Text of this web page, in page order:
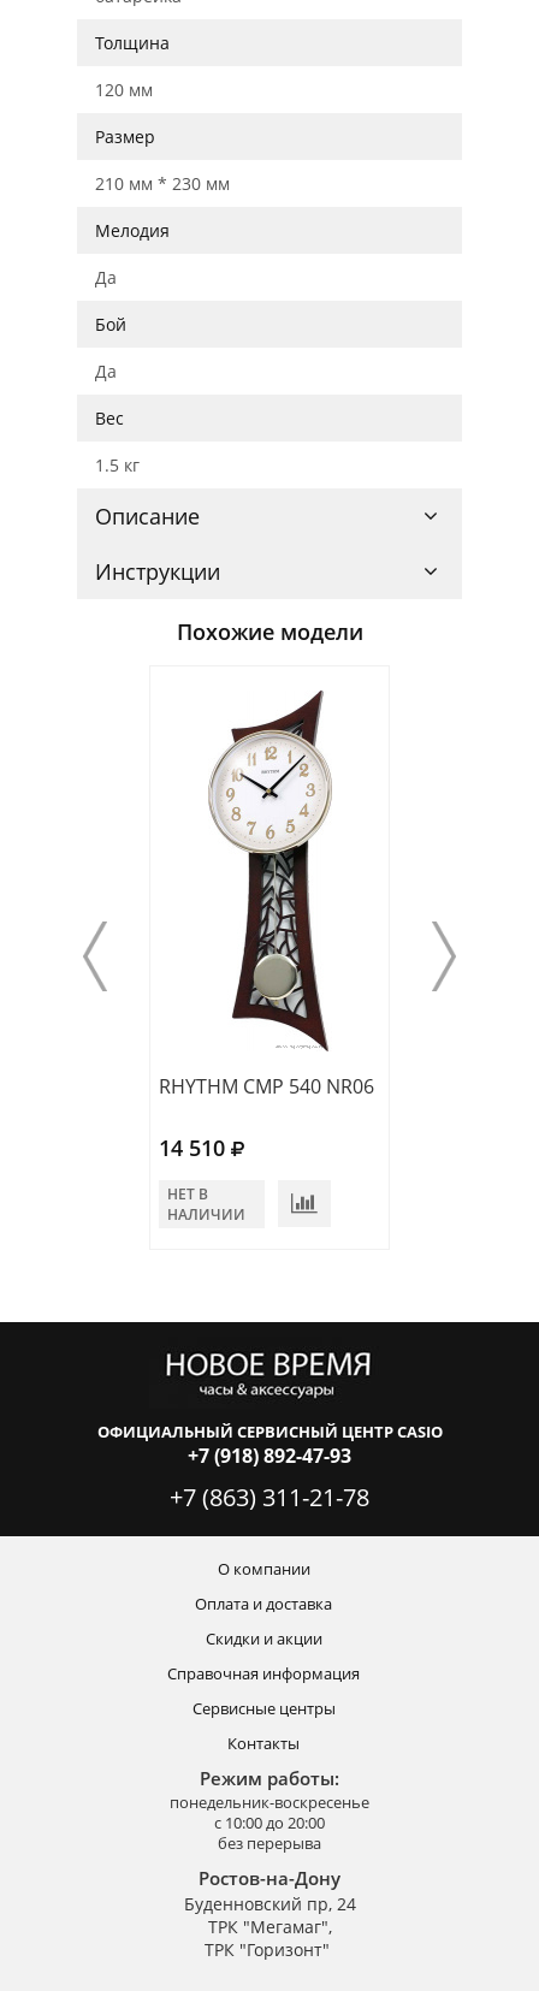
Толщина
120 мм
Размер
210 мм * 230 мм
Мелодия
Да
Бой
Да
Вес
1.5 кг
Описание
Инструкции
Похожие модели
RHYTHM CMP 540 NR06
14 510
НЕТ В
НАЛИЧИИ
ОФИЦИАЛЬНЫЙ СЕРВИСНЫЙ ЦЕНТР CASIO
+7 (918) 892-47-93
+7 (863) 311-21-78
О компании
Оплата и доставка
Скидки и акции
Справочная информация
Сервисные центры
Контакты
Режим работы:
понедельник-воскресенье
с 10:00 до 20:00
без перерыва
Ростов-на-Дону
Буденновский пр, 24
ТРК "Мегамаг",
ТРК "Горизонт"